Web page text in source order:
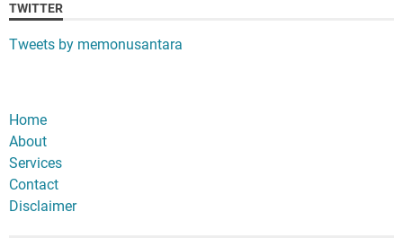
TWITTER
Tweets by memonusantara
Home
About
Services
Contact
Disclaimer